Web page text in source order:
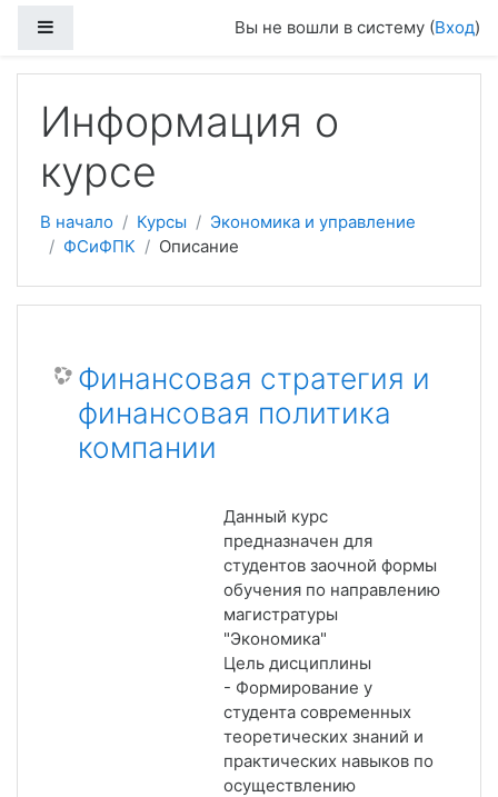
Вы не вошли в систему (Вход)
Информация о
курсе
В начало Курсы
Экономика и управление
ФСиФПК
Описание
Финансовая стратегия и
финансовая политика
компании
Данный курс
предназначен для
студентов заочной формы
обучения по направлению
магистратуры
"Экономика"
Цель дисциплины
- Формирование у
студента современных
теоретических знаний и
практических навыков по
осуществлению